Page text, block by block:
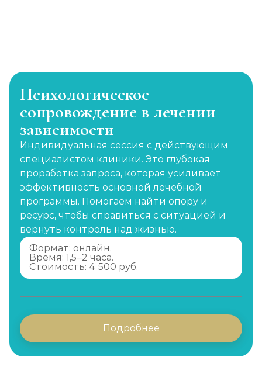
Психологическое
сопровождение в лечении
зависимости
Индивидуальная сессия с действующим
специалистом клиники. Это глубокая
проработка запроса, которая усиливает
эффективность основной лечебной
программы. Помогаем найти опору и
ресурс, чтобы справиться с ситуацией и
вернуть контроль над жизнью.
Формат: онлайн.
Время: 1,5–2 часа.
Стоимость: 4 500 руб.
Подробнее